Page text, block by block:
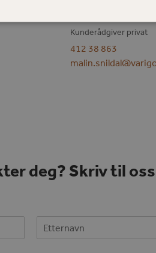
Kunderådgiver privat
412 38 863
deg? Skriv til